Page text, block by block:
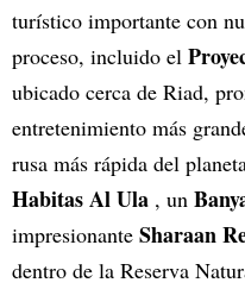
turístico importante con
proceso, incluido el
ubicado cerca de Riad,
entretenimiento más
rusa más rápida del
Habitas Al Ula , un
impresionante Sharaan
dentro de la Reserva